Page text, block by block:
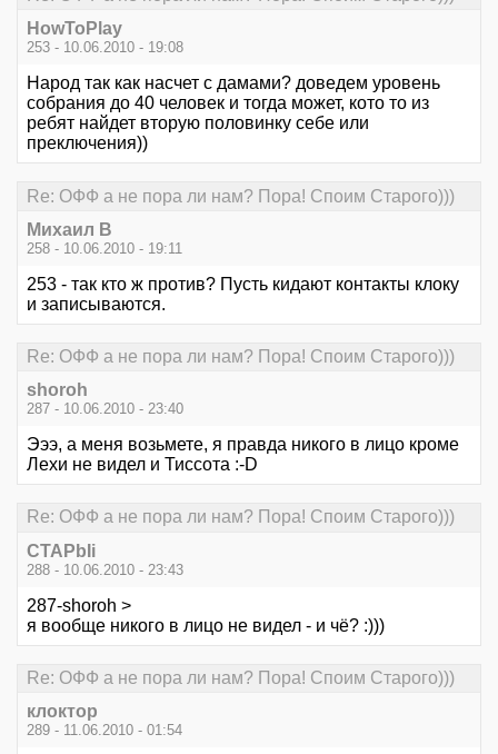
HowToPlay
253 - 10.06.2010 - 19:08
Народ так как насчет с дамами? доведем уровень
собрания до 40 человек и тогда может, кото то из
ребят найдет вторую половинку себе или
преключения))
Re: ОФФ а не пора ли нам? Пора! Споим Старого)))
Михаил В
258 - 10.06.2010 - 19:11
253 - так кто ж против? Пусть кидают контакты клоку
и записываются.
Re: ОФФ а не пора ли нам? Пора! Споим Старого)))
shoroh
287 - 10.06.2010 - 23:40
Эээ, а меня возьмете, я правда никого в лицо кроме
Лехи не видел и Тиссота :-D
Re: ОФФ а не пора ли нам? Пора! Споим Старого)))
CTAPbIi
288 - 10.06.2010 - 23:43
287-shoroh >
я вообще никого в лицо не видел - и чё? :)))
Re: ОФФ а не пора ли нам? Пора! Споим Старого)))
клоктор
289 - 11.06.2010 - 01:54